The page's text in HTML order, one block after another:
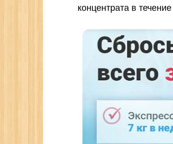
концентрата в